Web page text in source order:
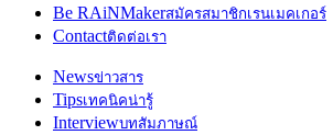
Be RAiNMakerสมัครสมาชิกเรนเมคเกอร์
Contactติดต่อเรา
Newsข่าวสาร
Tipsเทคนิคน่ารู้
Interviewบทสัมภาษณ์